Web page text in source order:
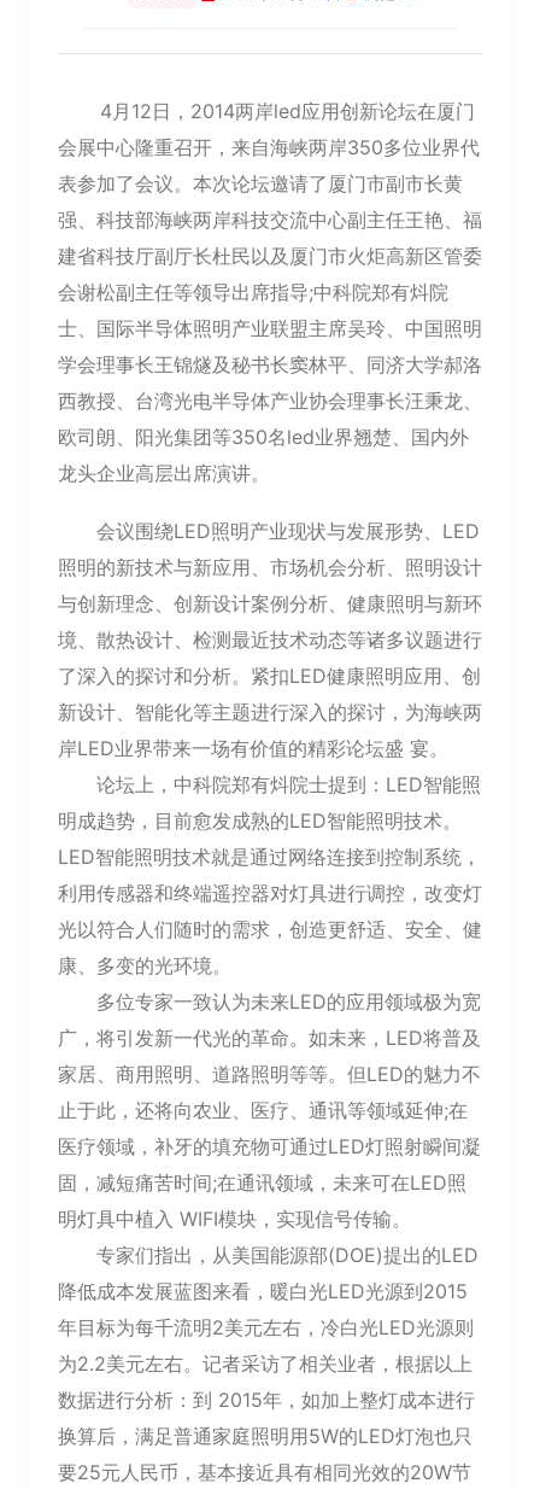
4月12日，2014两岸led应用创新论坛在厦门
会展中心隆重召开，来自海峡两岸350多位业界代
表参加了会议。本次论坛邀请了厦门市副市长黄
强、科技部海峡两岸科技交流中心副主任王艳、福
建省科技厅副厅长杜民以及厦门市火炬高新区管委
会谢松副主任等领导出席指导;中科院郑有炓院
士、国际半导体照明产业联盟主席吴玲、中国照明
学会理事长王锦燧及秘书长窦林平、同济大学郝洛
西教授、台湾光电半导体产业协会理事长汪秉龙、
欧司朗、阳光集团等350名led业界翘楚、国内外
龙头企业高层出席演讲。
会议围绕LED照明产业现状与发展形势、LED
照明的新技术与新应用、市场机会分析、照明设计
与创新理念、创新设计案例分析、健康照明与新环
境、散热设计、检测最近技术动态等诸多议题进行
了深入的探讨和分析。紧扣LED健康照明应用、创
新设计、智能化等主题进行深入的探讨，为海峡两
岸LED业界带来一场有价值的精彩论坛盛 宴。
论坛上，中科院郑有炓院士提到：LED智能照
明成趋势，目前愈发成熟的LED智能照明技术。
LED智能照明技术就是通过网络连接到控制系统，
利用传感器和终端遥控器对灯具进行调控，改变灯
光以符合人们随时的需求，创造更舒适、安全、健
康、多变的光环境。
多位专家一致认为未来LED的应用领域极为宽
广，将引发新一代光的革命。如未来，LED将普及
家居、商用照明、道路照明等等。但LED的魅力不
止于此，还将向农业、医疗、通讯等领域延伸;在
医疗领域，补牙的填充物可通过LED灯照射瞬间凝
固，减短痛苦时间;在通讯领域，未来可在LED照
明灯具中植入 WIFI模块，实现信号传输。
专家们指出，从美国能源部(DOE)提出的LED
降低成本发展蓝图来看，暖白光LED光源到2015
年目标为每千流明2美元左右，冷白光LED光源则
为2.2美元左右。记者采访了相关业者，根据以上
数据进行分析：到 2015年，如加上整灯成本进行
换算后，满足普通家庭照明用5W的LED灯泡也只
要25元人民币，基本接近具有相同光效的20W节